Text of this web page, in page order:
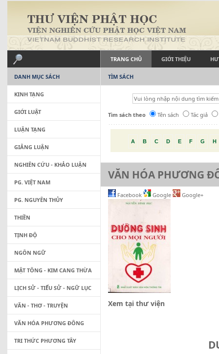
TRANG CHỦ GIỚI THIỆU
TÌM SÁCH
Tìm sách theo Tên sách Tác giả
A B C D E F G H
VĂN HÓA PHƯƠNG
Facebook Google Google+
Xem tại thư viện
DANH MỤC SÁCH
KINH TẠNG
GIỚI LUẬT
LUẬN TẠNG
GIẢNG LUẬN
NGHIÊN CỨU - KHẢO LUẬN
PG. VIỆT NAM
PG. NGUYÊN THỦY
THIỀN
TỊNH ĐỘ
NGÔN NGỮ
MẬT TÔNG - KIM CANG THỪA
LỊCH SỬ - TIỂU SỬ - NGỮ LỤC
VĂN - THƠ - TRUYỆN
VĂN HÓA PHƯƠNG ĐÔNG
TRI THỨC PHƯƠNG TÂY